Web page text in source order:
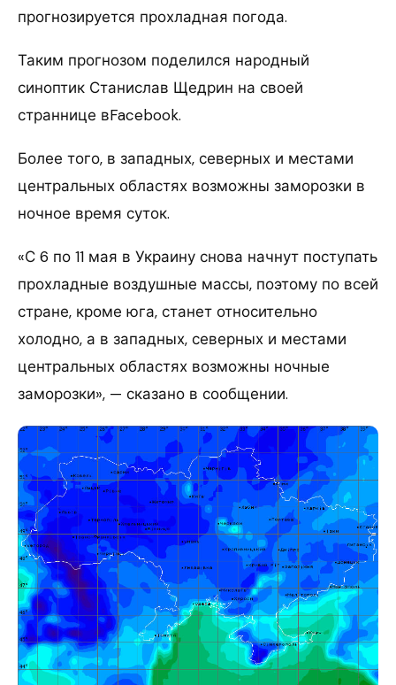
прогнозируется прохладная погода.
Таким прогнозом поделился народный
синоптик Станислав Щедрин на своей
страннице вFacebook.
Более того, в западных, северных и местами
центральных областях возможны заморозки в
ночное время суток.
«С 6 по 11 мая в Украину снова начнут поступать
прохладные воздушные массы, поэтому по всей
стране, кроме юга, станет относительно
холодно, а в западных, северных и местами
центральных областях возможны ночные
заморозки», — сказано в сообщении.